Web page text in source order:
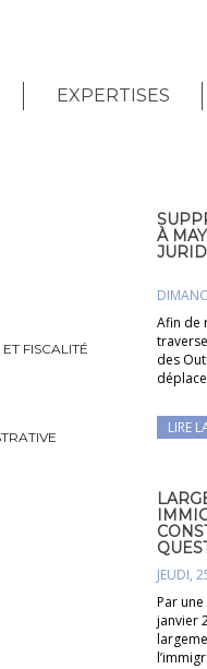
EXPERTISES
FISCALITÉ
À
Afin de
des
LIRE
JEUDI,
Par
janvier